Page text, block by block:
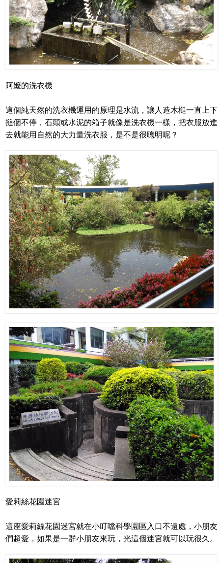
阿嬤的洗衣機
這個純天然的洗衣機運用的原理是水流，讓人造木槌一直上下
搥個不停，石頭或水泥的箱子就像是洗衣機一樣，把衣服放進
去就能用自然的大力量洗衣服，是不是很聰明呢？
愛莉絲花園迷宮
這座愛莉絲花園迷宮就在小叮噹科學園區入口不遠處，小朋友
們超愛，如果是一群小朋友來玩，光這個迷宮就可以玩很久。